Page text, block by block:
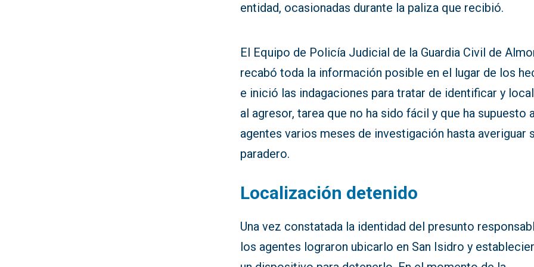
entidad, ocasionadas durante la paliza que recibió.
El Equipo de Policía Judicial de la Guardia Civil de
recabó toda la información posible en el lugar de los
e inició las indagaciones para tratar de identificar y
al agresor, tarea que no ha sido fácil y que ha supuesto
agentes varios meses de investigación hasta averiguar
paradero.
Localización detenido
Una vez constatada la identidad del presunto
los agentes lograron ubicarlo en San Isidro y